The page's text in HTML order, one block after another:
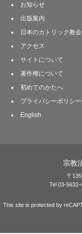
お知らせ
出版案内
日本のカトリック教会
アクセス
サイトについて
著作権について
初めてのかたへ
プライバシーポリシー
English
宗教
〒
Tel 03-5632-
This site is protected by